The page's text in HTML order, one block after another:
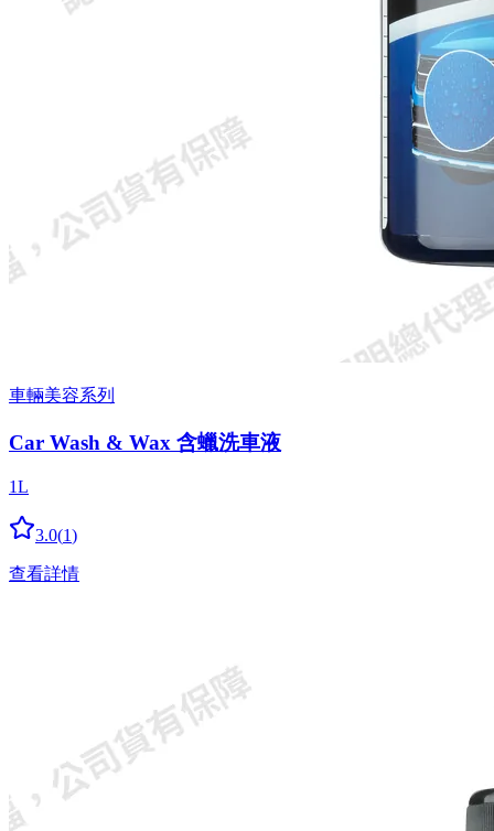
車輛美容系列
Car Wash & Wax 含蠟洗車液
1L
3.0(1)
查看詳情